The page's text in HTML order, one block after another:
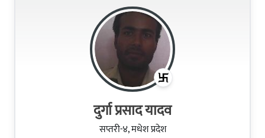
दुर्गा प्रसाद यादव
सप्तरी-४, मधेश प्रदेश